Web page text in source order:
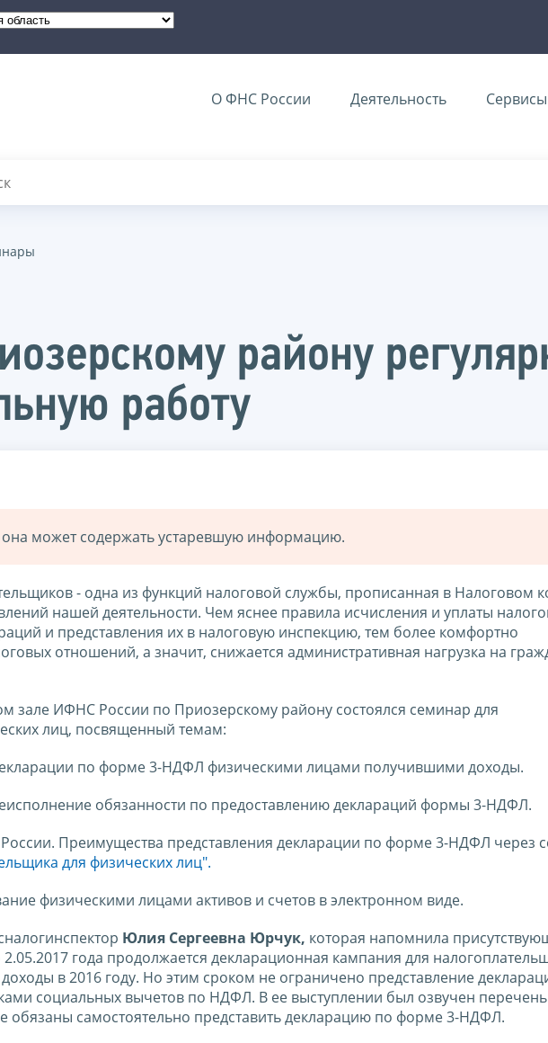
О ФНС России Деятельность Сервисы
району
работу
она может содержать устаревшую информацию.
- одна из функций налоговой службы, прописанная в Налоговом
нашей деятельности. Чем яснее правила исчисления и уплаты
и представления их в налоговую инспекцию, тем более комфортно
отношений, а значит, снижается административная нагрузка на
зале ИФНС России по Приозерскому району состоялся семинар для
лиц, посвященный темам:
по форме 3-НДФЛ физическими лицами получившими доходы.
обязанности по предоставлению деклараций формы 3-НДФЛ.
Преимущества представления декларации по форме 3-НДФЛ через
для физических лиц".
физическими лицами активов и счетов в электронном виде.
Юлия Сергеевна Юрчук, которая напомнила
года продолжается декларационная кампания для
в 2016 году. Но этим сроком не ограничено представление
социальных вычетов по НДФЛ. В ее выступлении был озвучен перечень
обязаны самостоятельно представить декларацию по форме 3-НДФЛ.